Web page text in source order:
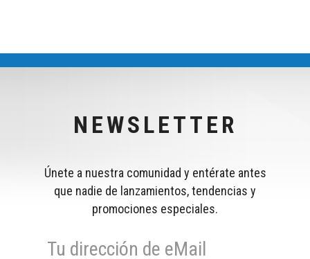
NEWSLETTER
Únete a nuestra comunidad y entérate antes
que nadie de lanzamientos, tendencias y
promociones especiales.